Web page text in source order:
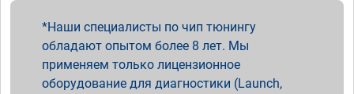
Наши специалисты по чип тюнингу
обладают опытом более 8 лет. Мы
применяем только лицензионное
оборудование для диагностики (Launch,